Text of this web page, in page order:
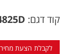
קוד דגם:
לקבלת הצעת מחיר